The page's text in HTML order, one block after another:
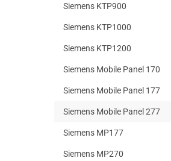
Siemens KTP900
Siemens KTP1000
Siemens KTP1200
Siemens Mobile Panel 170
Siemens Mobile Panel 177
Siemens Mobile Panel 277
Siemens MP177
Siemens MP270